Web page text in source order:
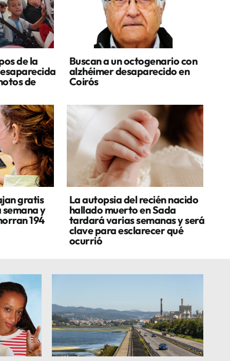
de la
de
Buscan a un octogenario con
alzhéimer desaparecido en
Coirós
gratis
y
194
La autopsia del recién nacido
hallado muerto en Sada
tardará varias semanas y será
clave para esclarecer qué
ocurrió